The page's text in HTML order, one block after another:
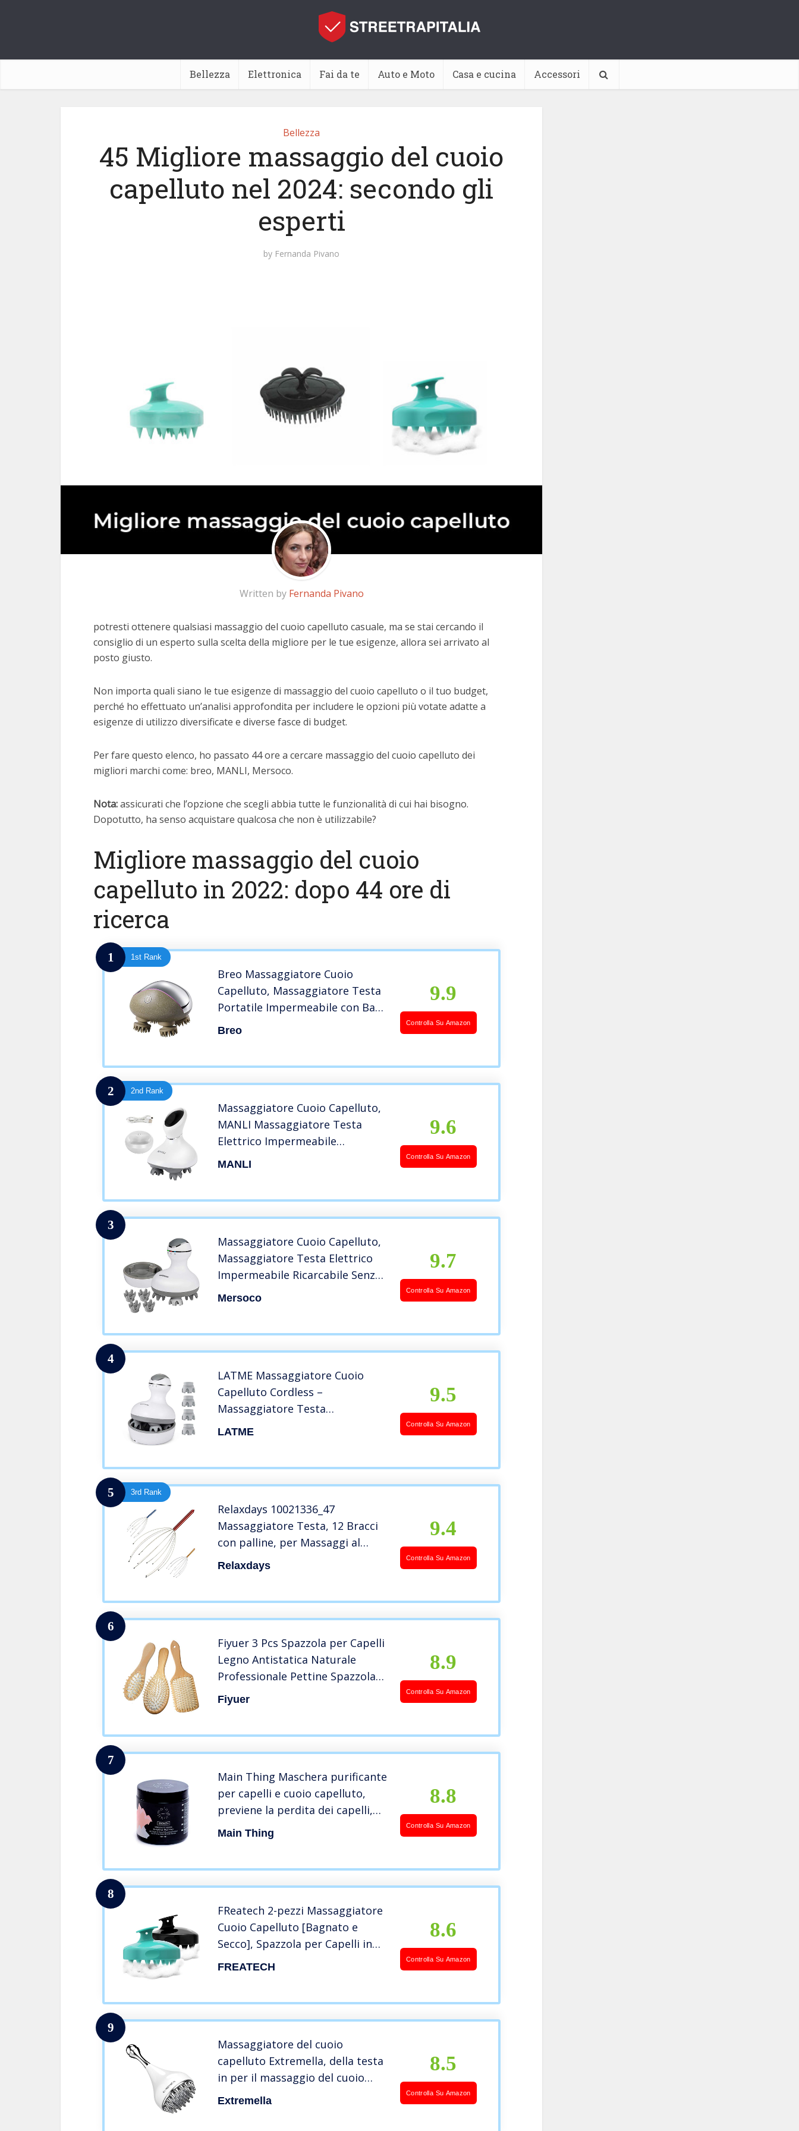
Bellezza Elettronica Fai da te Auto e Moto Casa e cucina Accessori
Bellezza
45 Migliore massaggio del cuoio
capelluto nel 2024: secondo gli
esperti
by Fernanda Pivano
Written by Fernanda Pivano
potresti ottenere qualsiasi massaggio del cuoio capelluto casuale, ma se stai cercando il
consiglio di un esperto sulla scelta della migliore per le tue esigenze, allora sei arrivato al
posto giusto.
Non importa quali siano le tue esigenze di massaggio del cuoio capelluto o il tuo budget,
perché ho effettuato un’analisi approfondita per includere le opzioni più votate adatte a
esigenze di utilizzo diversificate e diverse fasce di budget.
Per fare questo elenco, ho passato 44 ore a cercare massaggio del cuoio capelluto dei
migliori marchi come: breo, MANLI, Mersoco.
Nota:assicurati che l’opzione che scegli abbia tutte le funzionalità di cui hai bisogno.
Dopotutto, ha senso acquistare qualcosa che non è utilizzabile?
Migliore massaggio del cuoio
capelluto in 2022: dopo 44 ore di
ricerca
1 1st Rank
Breo Massaggiatore Cuoio
Capelluto, Massaggiatore Testa
Portatile Impermeabile con Base
in Bambù, Massaggiatore
Breo
9.9
Controlla Su Amazon
2 2nd Rank
Massaggiatore Cuoio Capelluto,
MANLI Massaggiatore Testa
Elettrico Impermeabile
Ricarcabile Senza Fili con 2
MANLI
9.6
Controlla Su Amazon
3
Massaggiatore Cuoio Capelluto,
Massaggiatore Testa Elettrico
Impermeabile Ricarcabile Senza
Fili con 4 Teste 84 Nodi Base per
Mersoco
9.7
Controlla Su Amazon
4
LATME Massaggiatore Cuoio
Capelluto Cordless –
Massaggiatore Testa
Impermeabile 4 Modalità 4
LATME
9.5
Controlla Su Amazon
5 3rd Rank
Relaxdays 10021336_47
Massaggiatore Testa, 12 Bracci
con palline, per Massaggi al
Cuoio Capelluto, Metallo, Rosso
Relaxdays
9.4
Controlla Su Amazon
6
Fiyuer 3 Pcs Spazzola per Capelli
Legno Antistatica Naturale
Professionale Pettine Spazzola
da Viaggio,Riduce il Crespo e il
Massaggio del Cuoio Capelluto
Fiyuer
8.9
Controlla Su Amazon
7
Main Thing Maschera purificante
per capelli e cuoio capelluto,
previene la perdita dei capelli,
con ghassoul, olio di ricino, oli
essenziali, vitamine, estratto di
Main Thing
8.8
Controlla Su Amazon
8
FReatech 2-pezzi Massaggiatore
Cuoio Capelluto [Bagnato e
Secco], Spazzola per Capelli in
Silicone per Shampoo e
FREATECH
8.6
Controlla Su Amazon
9
Massaggiatore del cuoio
capelluto Extremella, della testa
in per il massaggio del cuoio
capelluto, crescita dei capelli,
Extremella
8.5
Controlla Su Amazon